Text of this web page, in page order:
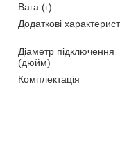
Вага (г)
Додаткові
Діаметр підключення
(дюйм)
Комплектація